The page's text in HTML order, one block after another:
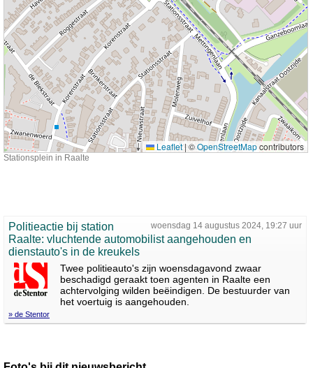
Leaflet|©OpenStreetMapcontributors
Stationsplein in Raalte
woensdag 14 augustus 2024, 19:27 uur
Politieactie bij station
Raalte: vluchtende automobilist aangehouden en
dienstauto's in de kreukels
Twee politieauto's zijn woensdagavond zwaar
beschadigd geraakt toen agenten in Raalte een
achtervolging wilden beëindigen. De bestuurder van
het voertuig is aangehouden.
» de Stentor